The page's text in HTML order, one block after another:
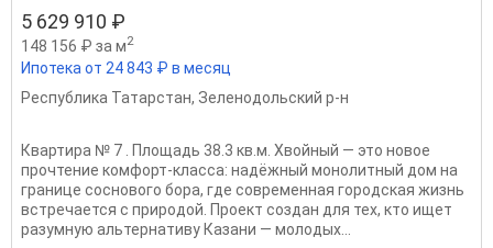
5 629 910 ₽
148 156 ₽ за м2
Ипотека от 24 843 ₽ в месяц
Республика Татарстан, Зеленодольский р-н
Квартира № 7 . Площадь 38.3 кв.м. Хвойный — это новое
прочтение комфорт‑класса: надёжный монолитный дом на
границе соснового бора, где современная городская жизнь
встречается с природой. Проект создан для тех, кто ищет
разумную альтернативу Казани — молодых...